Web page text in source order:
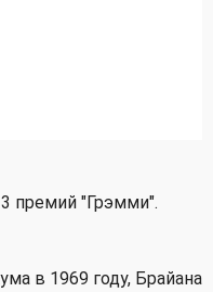
премий "Грэмми".
в 1969 году, Брайана